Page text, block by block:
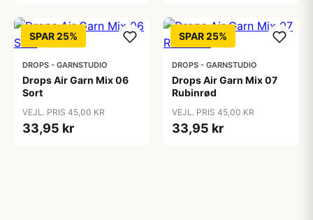
SPAR 25%
DROPS - GARNSTUDIO
Drops Air Garn Mix 06
Sort
VEJL. PRIS 45,00 KR
33,95 kr
SPAR 25%
DROPS - GARNSTUDIO
Drops Air Garn Mix 07
Rubinrød
VEJL. PRIS 45,00 KR
33,95 kr